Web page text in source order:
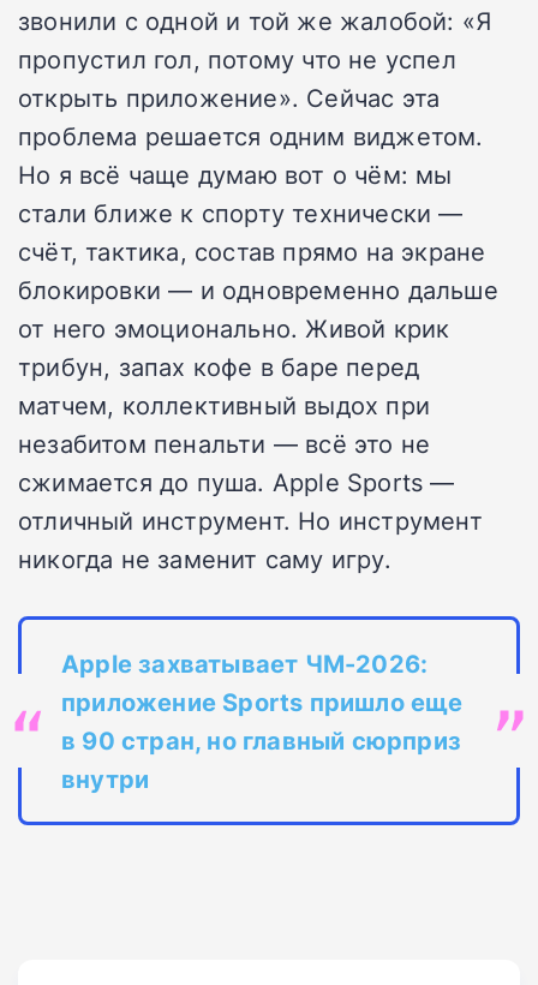
звонили с одной и той же жалобой: «Я
пропустил гол, потому что не успел
открыть приложение». Сейчас эта
проблема решается одним виджетом.
Но я всё чаще думаю вот о чём: мы
стали ближе к спорту технически —
счёт, тактика, состав прямо на экране
блокировки — и одновременно дальше
от него эмоционально. Живой крик
трибун, запах кофе в баре перед
матчем, коллективный выдох при
незабитом пенальти — всё это не
сжимается до пуша. Apple Sports —
отличный инструмент. Но инструмент
никогда не заменит саму игру.
Apple захватывает ЧМ-2026:
приложение Sports пришло еще
в 90 стран, но главный сюрприз
внутри